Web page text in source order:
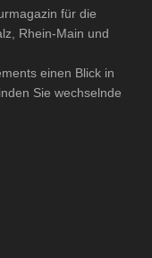
für die
Rhein-Main und
einen Blick in
Sie wechselnde